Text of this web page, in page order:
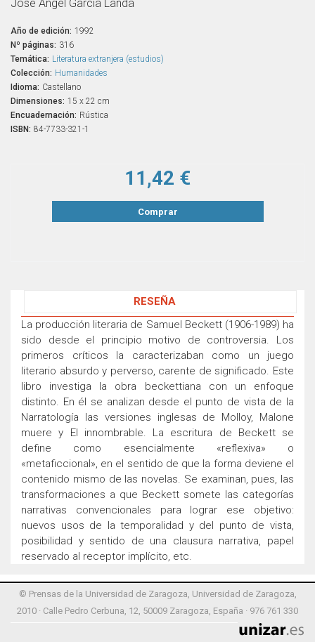
José Ángel García Landa
Año de edición: 1992
Nº páginas: 316
Temática: Literatura extranjera (estudios)
Colección: Humanidades
Idioma: Castellano
Dimensiones: 15 x 22 cm
Encuadernación: Rústica
ISBN: 84-7733-321-1
11,42 €
Comprar
RESEÑA
La producción literaria de Samuel Beckett (1906-1989) ha
sido desde el principio motivo de controversia. Los
primeros críticos la caracterizaban como un juego
literario absurdo y perverso, carente de significado. Este
libro investiga la obra beckettiana con un enfoque
distinto. En él se analizan desde el punto de vista de la
Narratología las versiones inglesas de Molloy, Malone
muere y El innombrable. La escritura de Beckett se
define como esencialmente «reflexiva» o
«metaficcional», en el sentido de que la forma deviene el
contenido mismo de las novelas. Se examinan, pues, las
transformaciones a que Beckett somete las categorías
narrativas convencionales para lograr ese objetivo:
nuevos usos de la temporalidad y del punto de vista,
posibilidad y sentido de una clausura narrativa, papel
reservado al receptor implícito, etc.
© Prensas de la Universidad de Zaragoza, Universidad de Zaragoza,
2010 · Calle Pedro Cerbuna, 12, 50009 Zaragoza, España · 976 761 330